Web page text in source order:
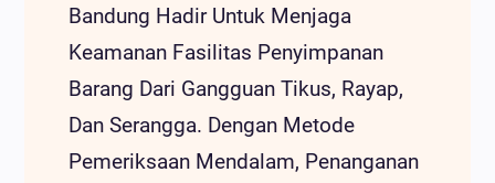
Bandung Hadir Untuk Menjaga
Keamanan Fasilitas Penyimpanan
Barang Dari Gangguan Tikus, Rayap,
Dan Serangga. Dengan Metode
Pemeriksaan Mendalam, Penanganan